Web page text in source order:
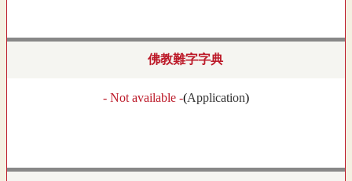
佛教難字字典
- Not available -(Application)